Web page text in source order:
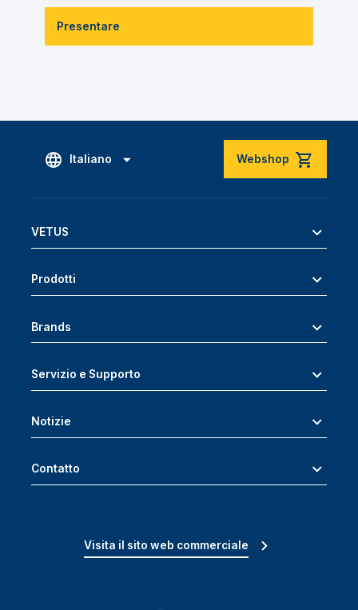
Presentare
Italiano Webshop
VETUS
Prodotti
Brands
Servizio e Supporto
Notizie
Contatto
Visita il sito web commerciale